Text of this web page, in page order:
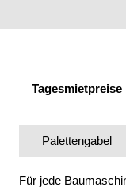
Tagesmietpreise
Palettengabel
Für jede